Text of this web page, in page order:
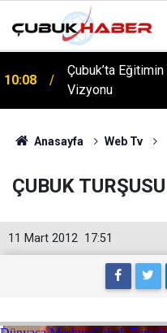
12:06
ÇUBUK’TA
Gönüllerince
Anasayfa Web Tv
ÇUBUK TURŞUSU
17:51
11 Mart 2012